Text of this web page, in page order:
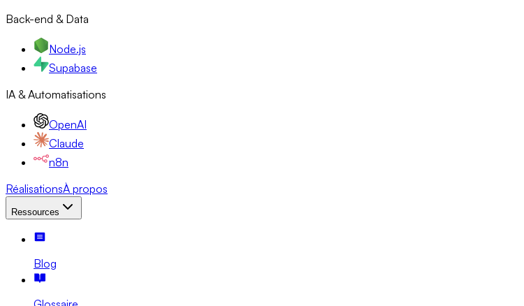
Back-end & Data
Node.js
Supabase
IA & Automatisations
OpenAI
Claude
n8n
RéalisationsÀ propos
Ressources
Blog